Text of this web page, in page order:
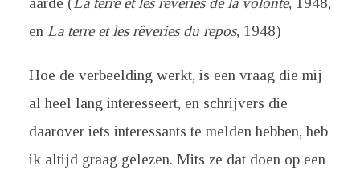
en La terre et les rêveries du repos, 1948)
Hoe de verbeelding werkt, is een vraag die mij
al heel lang interesseert, en schrijvers die
daarover iets interessants te melden hebben, heb
ik altijd graag gelezen. Mits ze dat doen op een